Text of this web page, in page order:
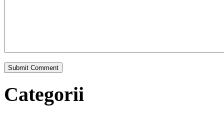
Categorii